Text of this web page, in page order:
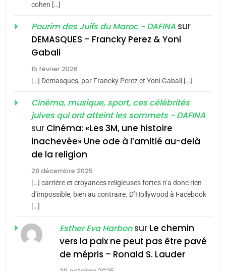
De Loya Stauber
CINEMA ISRAÉL
guerre»: La nouvelle
chanson de Boy George
ISRAÉL JUDAISME
Tout sur la Nostalgie
4
l’alliance pourrait
s’étendre à 13 pays
d’Amérique latine
ISRAÉL
cohen […]
Pourim des Juifs du Maroc - DAFINA sur
DEMASQUES – Francky Perez & Yoni
Gabali
15 février 2026
[…] Demasques, par Francky Perez et Yoni Gabali […]
Cinéma, musique, sport, ces célébrités
juives qui ont atteint les sommets - DAFINA
sur Cinéma: «Les 3M, une histoire
inachevée» Une ode à l’amitié au-delà
de la religion
28 décembre 2025
[…] carrière et croyances religieuses fortes n’a donc rien
d’impossible, bien au contraire. D’Hollywood à Facebook
[…]
Esther Eva Harbonsur Le chemin
vers la paix ne peut pas être pavé
de mépris – Ronald S. Lauder
meurtrière selon le rapport
l’antisémitisme
FIÈRE, DIGNE ET RÉSILIENTE :
POURQUOI JE REVENDIQUE
MA JUDAÏTE par Thérèse
Zrihen-Dvir
ISRAÉL
CE QUI NOUS MANQUE –
JUDAISME
Maroc : Les amandes de